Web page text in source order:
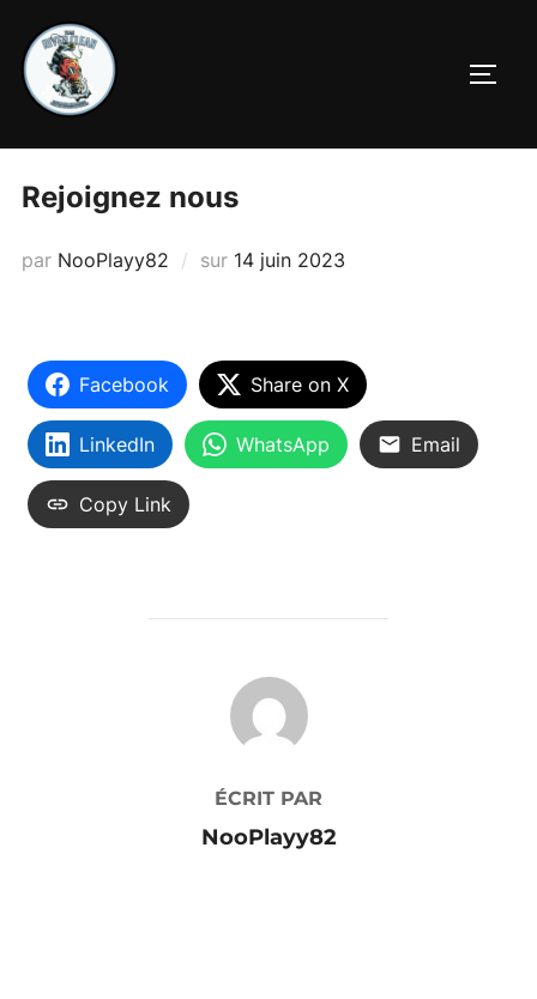
Rejoignez nous
par NooPlayy82 sur 14 juin 2023
Facebook Share on X
LinkedIn WhatsApp Email
Copy Link
AUTEUR DE LA PUBLICATION
ÉCRIT PAR
NooPlayy82